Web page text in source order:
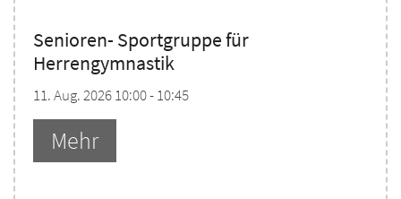
Senioren- Sportgruppe für
Herrengymnastik
11. Aug. 2026 10:00 - 10:45
Mehr